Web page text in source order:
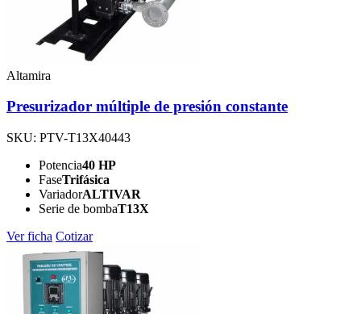
Altamira
Presurizador múltiple de presión constante
SKU: PTV-T13X40443
Potencia40 HP
FaseTrifásica
VariadorALTIVAR
Serie de bombaT13X
Ver ficha Cotizar